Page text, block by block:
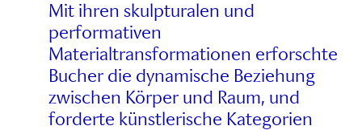
Mit ihren skulpturalen und
performativen
Materialtransformationen erforschte
Bucher die dynamische Beziehung
zwischen Körper und Raum, und
forderte künstlerische Kategorien